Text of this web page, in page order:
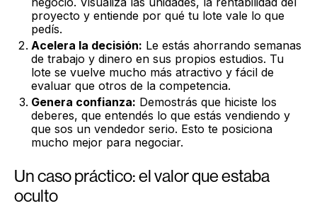
proyecto y entiende por qué tu lote vale lo que
pedís.
Acelera la decisión: Le estás ahorrando semanas
de trabajo y dinero en sus propios estudios. Tu
lote se vuelve mucho más atractivo y fácil de
evaluar que otros de la competencia.
Genera confianza: Demostrás que hiciste los
deberes, que entendés lo que estás vendiendo y
que sos un vendedor serio. Esto te posiciona
mucho mejor para negociar.
Un caso práctico: el valor que estaba
oculto